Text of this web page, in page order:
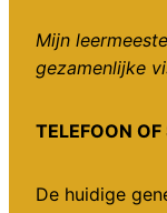
Mijn
gezamenlijke
TELEFOON
De huidige